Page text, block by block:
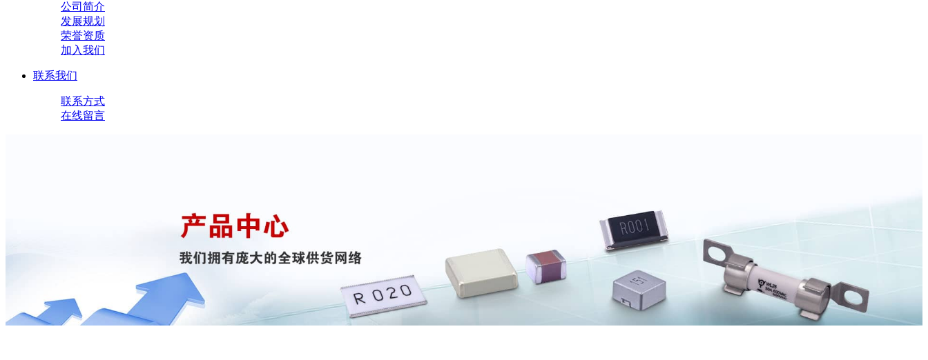
公司简介
发展规划
荣誉资质
加入我们
联系我们
联系方式
在线留言